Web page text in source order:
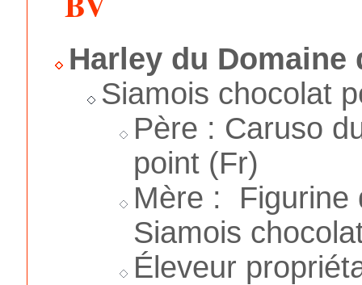
Harley du Domaine
Siamois chocolat
Père : Caruso
point (Fr)
Mère : Figurine
Siamois
Éleveur